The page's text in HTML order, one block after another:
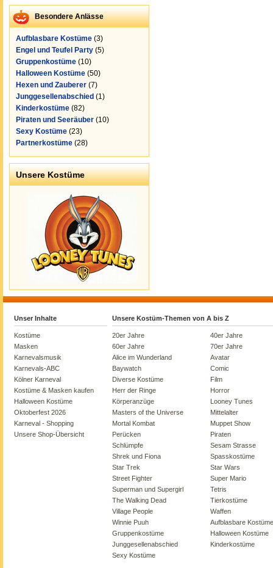
Besondere Anlässe
Aufblasbare Kostüme (3)
Engel und Teufel Party (5)
Gruppenkostüme (10)
Halloween Kostüme (50)
Hexen und Zauberer (7)
Junggesellenabschied (1)
Kinderkostüme (82)
Piraten und Seeräuber (10)
Sexy Kostüme (23)
Partnerkostüme (28)
Unsere Kostüme
Unser Inhalte
Kostüme
Masken
Karnevalsmusik
Karnevals-ABC
Kölner Karneval
Kostüme & Masken kaufen
Halloween Kostüme
Oktoberfest 2026
Karneval - Shopping
Unsere Shop-Übersicht
Unsere Kostüm-Themen von A bis Z
20er Jahre
40er Jahre
60er Jahre
70er Jahre
Alice im Wunderland
Avatar
Baywatch
Comic
Diverse Kostüme
Film
Herr der Ringe
Horror
Körperanzüge
Looney Tunes
Masters of the Universe
Mittelalter
Mortal Kombat
Muppet Show
Perücken
Piraten
Schlümpfe
Sesam Strasse
Shrek und Fiona
Spasskostüme
Star Trek
Star Wars
Street Fighter
Super Mario
Superman und Supergirl
Tetris
The Walking Dead
Tierkostüme
Village People
Waffen
Winnie Puuh
Aufblasbare Kostüme
Gruppenkostüme
Halloween Kostüme
Junggesellenabschied
Kinderkostüme
Sexy Kostüme